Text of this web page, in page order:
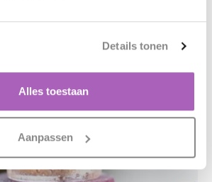
Details tonen
Alles toestaan
Aanpassen